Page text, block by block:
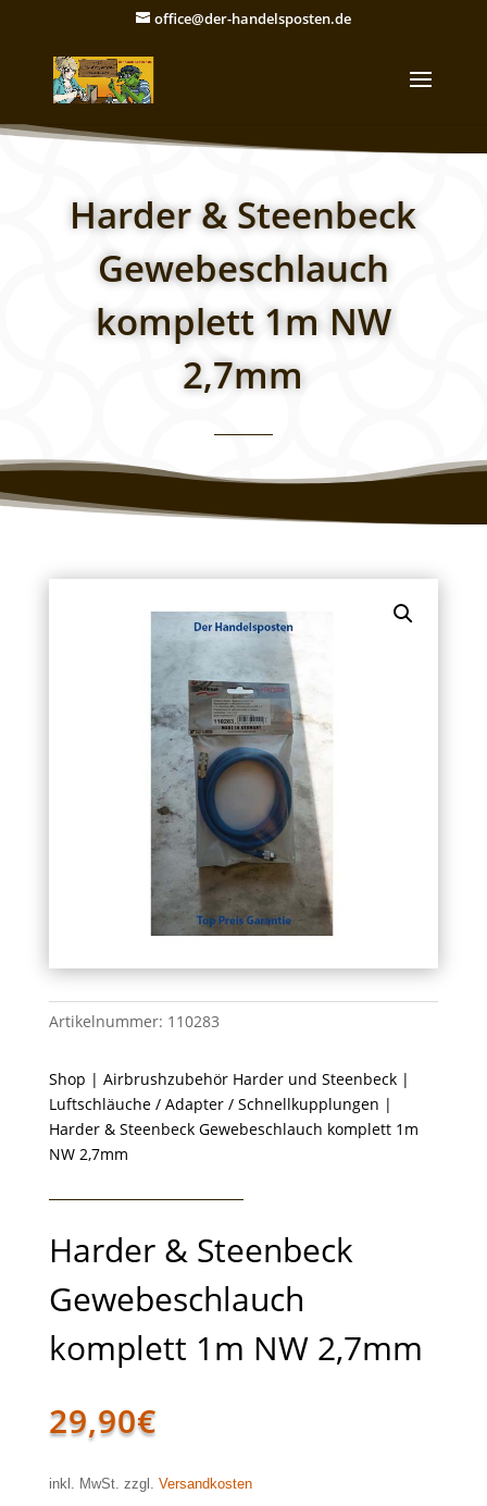
office@der-handelsposten.de
Harder & Steenbeck
Gewebeschlauch
komplett 1m NW
2,7mm
Artikelnummer: 110283
Shop | Airbrushzubehör Harder und Steenbeck|
Luftschläuche / Adapter / Schnellkupplungen |
Harder & Steenbeck Gewebeschlauch komplett 1m
NW 2,7mm
Harder & Steenbeck
Gewebeschlauch
komplett 1m NW 2,7mm
29,90€
inkl. MwSt. zzgl. Versandkosten